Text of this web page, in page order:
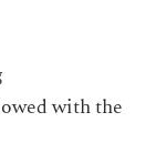
with the